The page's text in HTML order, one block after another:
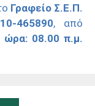
Γραφείο Σ.Ε.Π.
465890, από
ώρα: 08.00 π.μ.